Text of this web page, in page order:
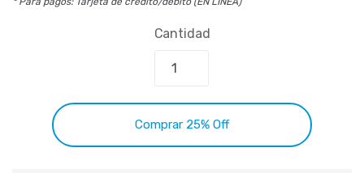
Cantidad
Comprar 25% Off